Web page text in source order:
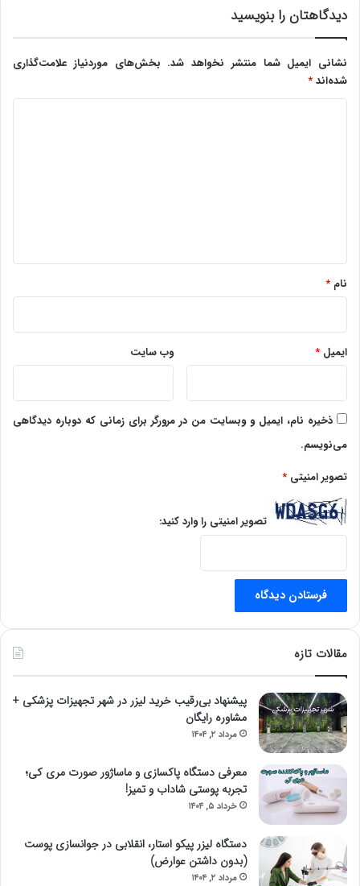
دیدگاهتان را بنویسید
نشانی ایمیل شما منتشر نخواهد شد. بخش‌های موردنیاز علامت‌گذاری
شده‌اند*
نام *
ایمیل * وب‌ سایت
ذخیره نام، ایمیل و وبسایت من در مرورگر برای زمانی که دوباره دیدگاهی
می‌نویسم.
تصویر امنیتی *
تصویر امنیتی را وارد کنید:
مقالات تازه
پیشنهاد بی‌رقیب خرید لیزر در شهر تجهیزات پزشکی +
مشاوره رایگان
مرداد ۲, ۱۴۰۴
معرفی دستگاه پاکسازی و ماساژور صورت مری کی؛
تجربه پوستی شاداب و تمیز!
خرداد ۵, ۱۴۰۴
دستگاه لیزر پیکو استار، انقلابی در جوانسازی پوست
(بدون داشتن عوارض)
مرداد ۲, ۱۴۰۴